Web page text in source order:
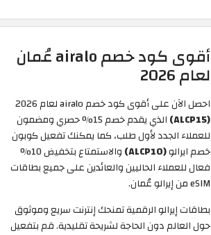
أقوى كود خصم airalo عُمان
لعام 2026
احصل الآن على أقوى كود خصم airalo لعام 2026
(ALCP15)
الذي يقدم خصم 15% حصري ومضمون
للعملاء الجدد لأول طلب، كما يمكنك تفعيل كوبون
خصم ايرالو(ALCP10)
والاستمتاع بتخفيض 10%
فعال للعملاء الحاليين والعائدين على جميع بطاقات
eSIM من إيرالو عُمان.
بطاقات إيرالو الرقمية تمنحك إنترنت سريع وموثوق
حول العالم دون الحاجة لشريحة تقليدية. قم بتفعيل